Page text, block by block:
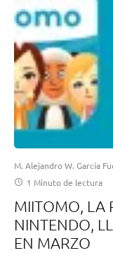
M. Alejandro W. García
1 Minuto de lectura
MIITOMO, LA
NINTENDO,
EN MARZO